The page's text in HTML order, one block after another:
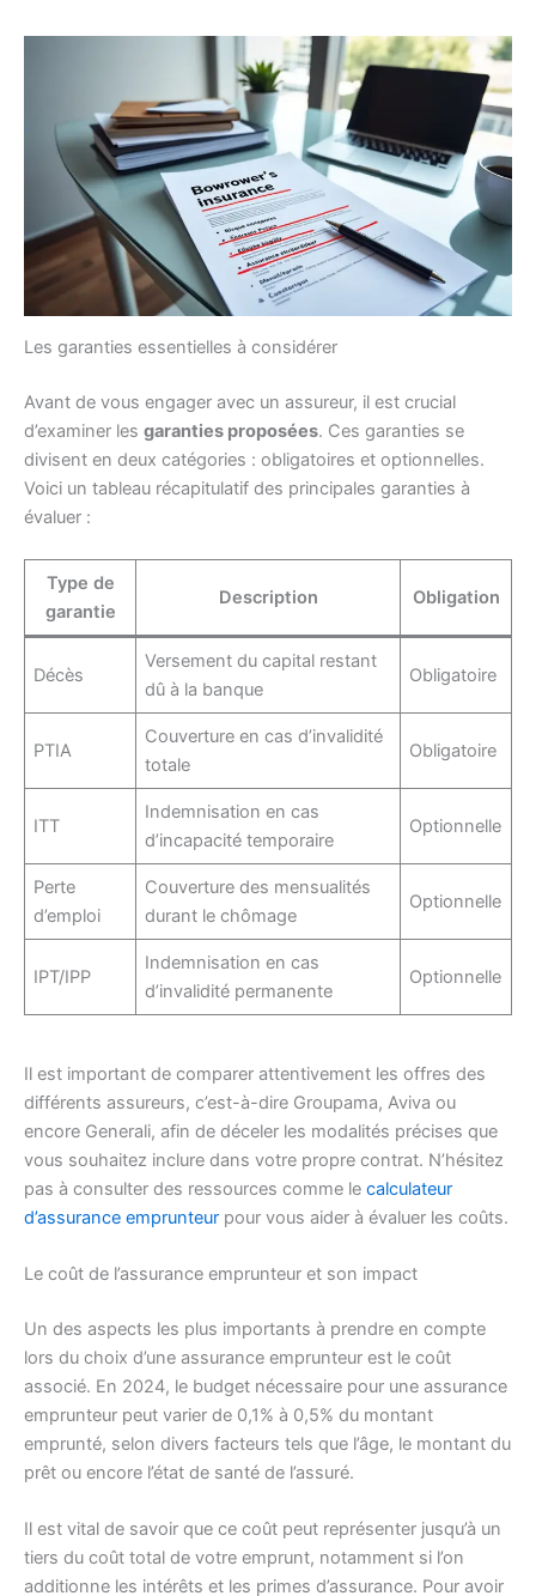
Les garanties essentielles à considérer
Avant de vous engager avec un assureur, il est crucial
d’examiner les garanties proposées. Ces garanties se
divisent en deux catégories : obligatoires et optionnelles.
Voici un tableau récapitulatif des principales garanties à
évaluer :
Type de
garantie
Description Obligation
Décès
Versement du capital restant
dû à la banque
Obligatoire
PTIA
Couverture en cas d’invalidité
totale
Obligatoire
ITT
Indemnisation en cas
d’incapacité temporaire
Optionnelle
Perte
d’emploi
Couverture des mensualités
durant le chômage
Optionnelle
IPT/IPP
Indemnisation en cas
d’invalidité permanente
Optionnelle
Il est important de comparer attentivement les offres des
différents assureurs, c’est-à-dire Groupama, Aviva ou
encore Generali, afin de déceler les modalités précises que
vous souhaitez inclure dans votre propre contrat. N’hésitez
pas à consulter des ressources comme le calculateur
d’assurance emprunteur pour vous aider à évaluer les coûts.
Le coût de l’assurance emprunteur et son impact
Un des aspects les plus importants à prendre en compte
lors du choix d’une assurance emprunteur est le coût
associé. En 2024, le budget nécessaire pour une assurance
emprunteur peut varier de 0,1% à 0,5% du montant
emprunté, selon divers facteurs tels que l’âge, le montant du
prêt ou encore l’état de santé de l’assuré.
Il est vital de savoir que ce coût peut représenter jusqu’à un
tiers du coût total de votre emprunt, notamment si l’on
additionne les intérêts et les primes d’assurance. Pour avoir